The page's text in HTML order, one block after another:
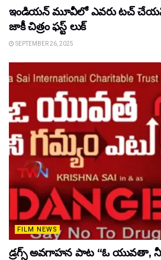
ఇండియన్ మూవీలో ఎవరు టచ్
జాకీ చిత్రం ఫస్ట్ లుక్
SEPTEMBER 26, 2025
FILM NEWS
డ్రగ్స్ అవగాహన పాట “ఓ యువతా, నీ